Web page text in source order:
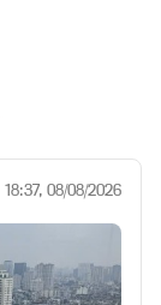
18:37, 08/08/2026